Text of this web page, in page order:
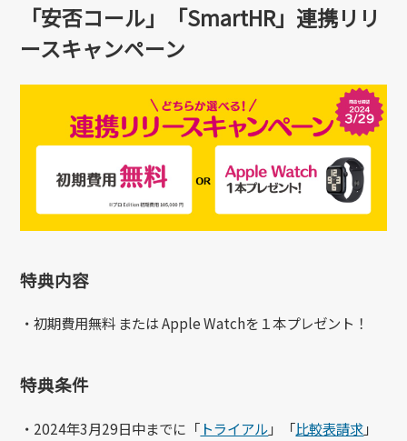
「安否コール」「SmartHR」連携リリ
ースキャンペーン
特典内容
・初期費用無料 または Apple Watchを１本プレゼント！
特典条件
・2024年3月29日中までに「 トライアル」「比較表請求」